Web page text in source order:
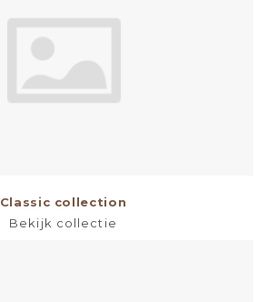
Classic collection
Bekijk collectie